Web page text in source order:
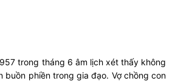
trong tháng 6 âm lịch xét thấy không
buồn phiền trong gia đạo. Vợ chồng con